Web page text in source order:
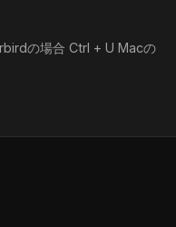
の場合 Ctrl + U Macの